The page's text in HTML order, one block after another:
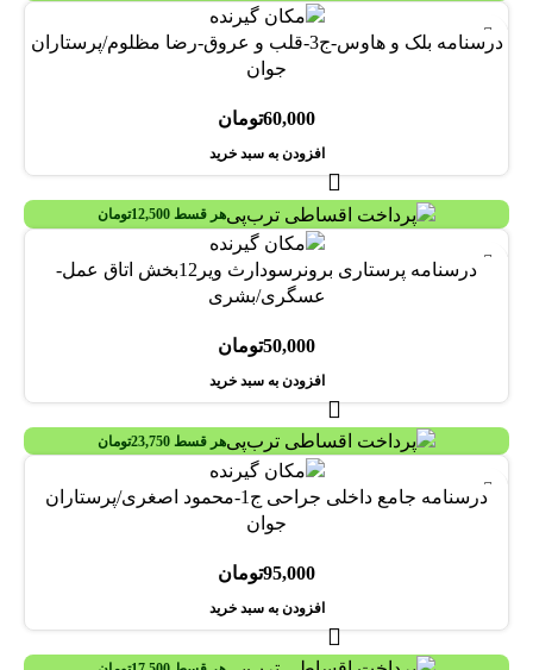
درسنامه بلک و هاوس-ج3-قلب و عروق-رضا مظلوم/پرستاران
جوان
60,000تومان
افزودن به سبد خرید
هر قسط 12,500تومان
درسنامه پرستاری برونرسودارث ویر12بخش اتاق عمل-
عسگری/بشری
50,000تومان
افزودن به سبد خرید
هر قسط 23,750تومان
درسنامه جامع داخلی جراحی ج1-محمود اصغری/پرستاران
جوان
95,000تومان
افزودن به سبد خرید